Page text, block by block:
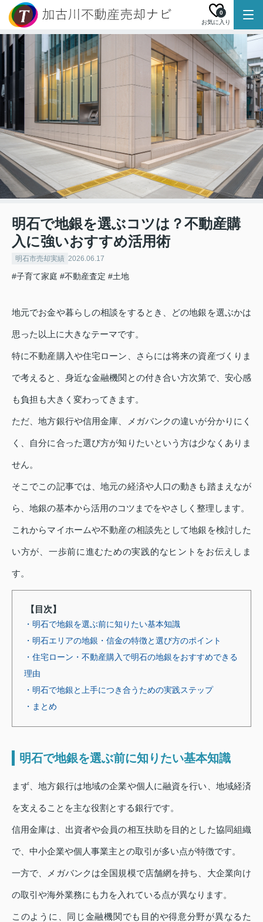
お気に入り
0
明石で地銀を選ぶコツは？不動産購
入に強いおすすめ活用術
明石市売却実績 2026.06.17
#子育て家庭 #不動産査定 #土地
地元でお金や暮らしの相談をするとき、どの地銀を選ぶかは
思った以上に大きなテーマです。
特に不動産購入や住宅ローン、さらには将来の資産づくりま
で考えると、身近な金融機関との付き合い方次第で、安心感
も負担も大きく変わってきます。
ただ、地方銀行や信用金庫、メガバンクの違いが分かりにく
く、自分に合った選び方が知りたいという方は少なくありま
せん。
そこでこの記事では、地元の経済や人口の動きも踏まえなが
ら、地銀の基本から活用のコツまでをやさしく整理します。
これからマイホームや不動産の相談先として地銀を検討した
い方が、一歩前に進むための実践的なヒントをお伝えしま
す。
【目次】
・明石で地銀を選ぶ前に知りたい基本知識
・明石エリアの地銀・信金の特徴と選び方のポイント
・住宅ローン・不動産購入で明石の地銀をおすすめできる
理由
・明石で地銀と上手につき合うための実践ステップ
・まとめ
明石で地銀を選ぶ前に知りたい基本知識
まず、地方銀行は地域の企業や個人に融資を行い、地域経済
を支えることを主な役割とする銀行です。
信用金庫は、出資者や会員の相互扶助を目的とした協同組織
で、中小企業や個人事業主との取引が多い点が特徴です。
一方で、メガバンクは全国規模で店舗網を持ち、大企業向け
の取引や海外業務にも力を入れている点が異なります。
このように、同じ金融機関でも目的や得意分野が異なるた